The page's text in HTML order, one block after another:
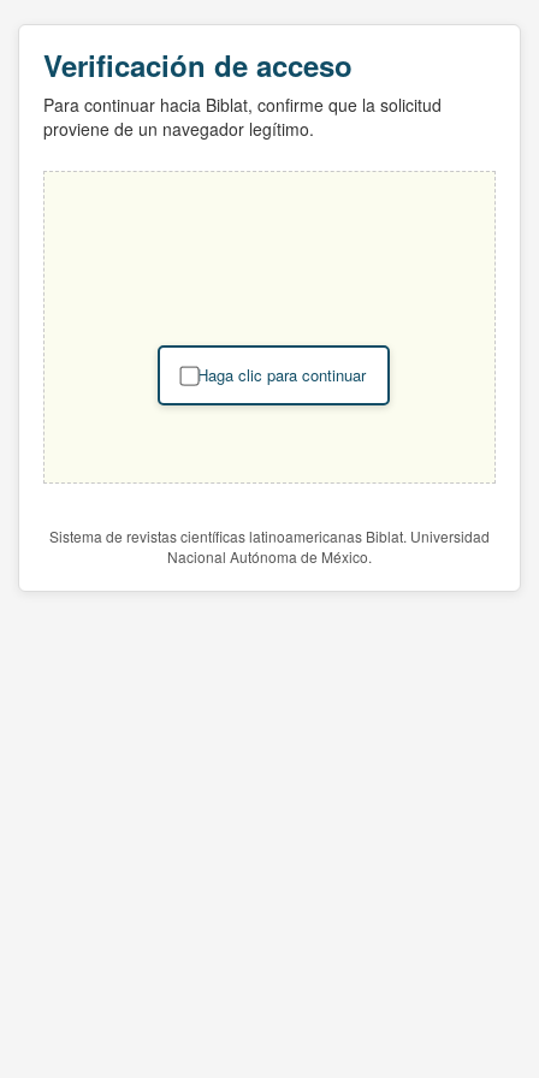
Verificación de acceso
Para continuar hacia Biblat, confirme que la solicitud
proviene de un navegador legítimo.
Haga clic para continuar
Sistema de revistas científicas latinoamericanas Biblat. Universidad
Nacional Autónoma de México.